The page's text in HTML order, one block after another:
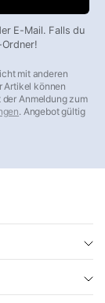
E-Mail. Falls du
mit anderen
Artikel können
Anmeldung zum
. Angebot gültig